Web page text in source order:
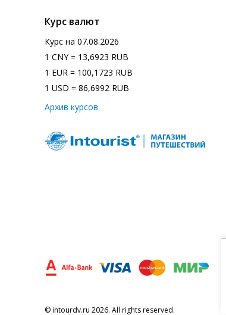
Курс валют
Курс на 07.08.2026
1 CNY = 13,6923 RUB
1 EUR = 100,1723 RUB
1 USD = 86,6992 RUB
Архив курсов
© intourdv.ru 2026. All rights reserved.